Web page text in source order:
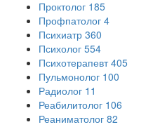
Проктолог 185
Профпатолог 4
Психиатр 360
Психолог 554
Психотерапевт 405
Пульмонолог 100
Радиолог 11
Реабилитолог 106
Реаниматолог 82